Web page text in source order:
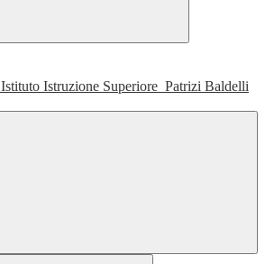
Istituto Istruzione Superiore Patrizi Baldelli